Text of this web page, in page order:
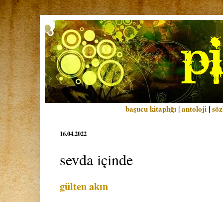
başucu kitaplığı |antoloji |
16.04.2022
sevda içinde
gülten akın